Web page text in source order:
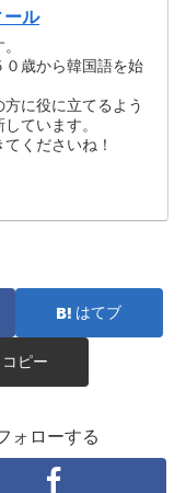
ル
歳から韓国語を始
に役に立てるよう
ています。
くださいね！
はてブ
コピー
ォローする